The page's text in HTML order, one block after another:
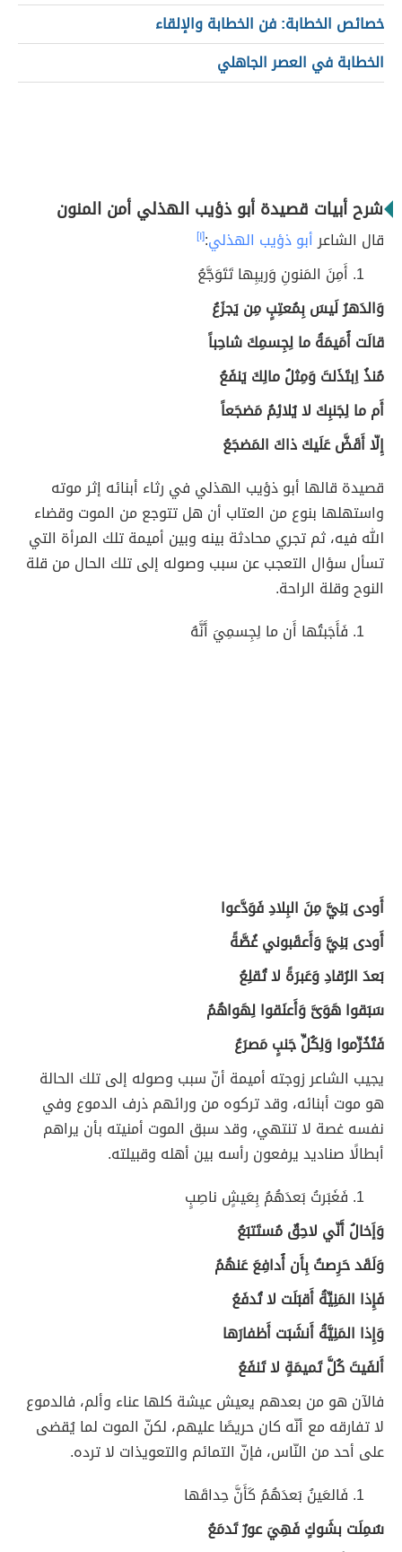
خصائص الخطابة: فن الخطابة والإلقاء
الخطابة في العصر الجاهلي
شرح أبيات قصيدة أبو ذؤيب الهذلي أمن المنون
قال الشاعرأبو ذؤيب الهذلي:[١]
أَمِنَ المَنونِ وَريبِها تَتَوَجَّعُ
وَالدَهرُ لَيسَ بِمُعتِبٍ مِن يَجزَعُ
قالَت أُمَيمَةُ ما لِجِسمِكَ شاحِباً
مُنذُ اِبتَذَلتَ وَمِثلُ مالِكَ يَنفَعُ
أَم ما لِجَنبِكَ لا يُلائِمُ مَضجَعاً
إِلّا أَقَضَّ عَلَيكَ ذاكَ المَضجَعُ
قصيدة قالها أبو ذؤيب الهذلي في رثاء أبنائه إثر موته
واستهلها بنوع من العتاب أن هل تتوجع من الموت وقضاء
الله فيه، ثم تجري محادثة بينه وبين أميمة تلك المرأة التي
تسأل سؤال التعجب عن سبب وصوله إلى تلك الحال من قلة
النوح وقلة الراحة.
فَأَجَبتُها أَن ما لِجِسمِيَ أَنَّهُ
أَودى بَنِيَّ مِنَ البِلادِ فَوَدَّعوا
أَودى بَنِيَّ وَأَعقَبوني غُصَّةً
بَعدَ الرُقادِ وَعَبرَةً لا تُقلِعُ
سَبَقوا هَوَىَّ وَأَعنَقوا لِهَواهُمُ
فَتُخُرِّموا وَلِكُلِّ جَنبٍ مَصرَعُ
يجيب الشاعر زوجته أميمة أنّ سبب وصوله إلى تلك الحالة
هو موت أبنائه، وقد تركوه من ورائهم ذرف الدموع وفي
نفسه غصة لا تنتهي، وقد سبق الموت أمنيته بأن يراهم
أبطالًا صناديد يرفعون رأسه بين أهله وقبيلته.
فَغَبَرتُ بَعدَهُمُ بِعَيشٍ ناصِبٍ
وَإَخالُ أَنّي لاحِقٌ مُستَتبَعُ
وَلَقَد حَرِصتُ بِأَن أُدافِعَ عَنهُمُ
فَإِذا المَنِيِّةُ أَقبَلَت لا تُدفَعُ
وَإِذا المَنِيَّةُ أَنشَبَت أَظفارَها
أَلفَيتَ كُلَّ تَميمَةٍ لا تَنفَعُ
فالآن هو من بعدهم يعيش عيشة كلها عناء وألم، فالدموع
لا تفارقه مع أنّه كان حريصًا عليهم، لكنّ الموت لما يُقضى
على أحد من النّاس، فإنّ التمائم والتعويذات لا ترده.
فَالعَينُ بَعدَهُمُ كَأَنَّ حِداقَها
سُمِلَت بشَوكٍ فَهِيَ عورٌ تَدمَعُ